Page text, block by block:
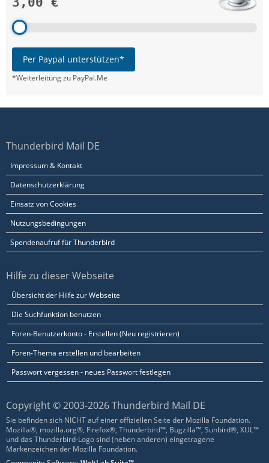
Per Paypal unterstützen*
*Weiterleitung zu PayPal.Me
Thunderbird Mail DE
Impressum & Kontakt
Datenschutzerklärung
Einsatz von Cookies
Nutzungsbedingungen
Spendenaufruf für Thunderbird
Hilfe zu dieser Webseite
Übersicht der Hilfe zur Webseite
Die Suchfunktion benutzen
Foren-Benutzerkonto - Erstellen (Neu registrieren)
Foren-Thema erstellen und bearbeiten
Passwort vergessen - neues Passwort festlegen
Copyright © 2003-2026 Thunderbird Mail DE
Sie befinden sich NICHT auf einer offiziellen Seite der Mozilla Foundation.
Mozilla®, mozilla.org®, Firefox®, Thunderbird™, Bugzilla™, Sunbird®, XUL™
und das Thunderbird-Logo sind (neben anderen) eingetragene
Markenzeichen der Mozilla Foundation.